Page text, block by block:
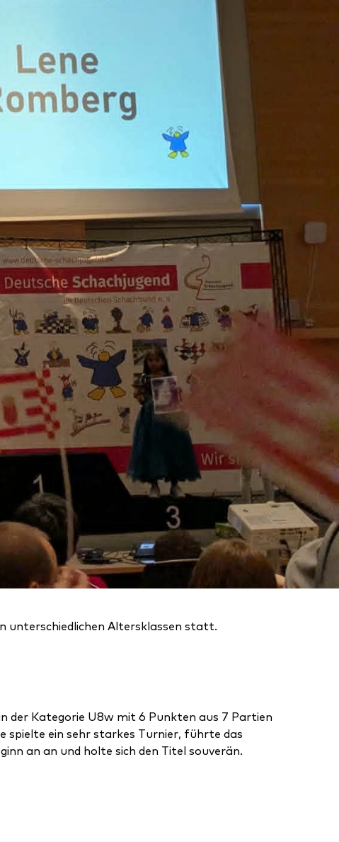
unterschiedlichen Altersklassen statt.
der Kategorie U8w mit 6 Punkten aus 7 Partien
spielte ein sehr starkes Turnier, führte das
an an und holte sich den Titel souverän.